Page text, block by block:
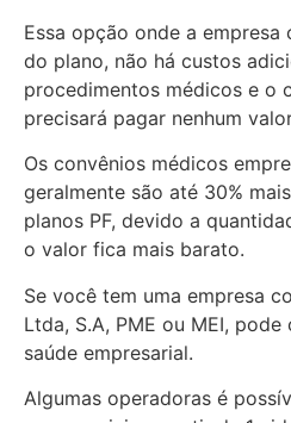
Essa opção onde a
do plano, não há custos
procedimentos médicos e o
precisará pagar nenhum
Os convênios médicos
geralmente são até 30%
planos PF, devido a
o valor fica mais barato.
Se você tem uma empresa
Ltda, S.A, PME ou MEI,
saúde empresarial.
Algumas operadoras é